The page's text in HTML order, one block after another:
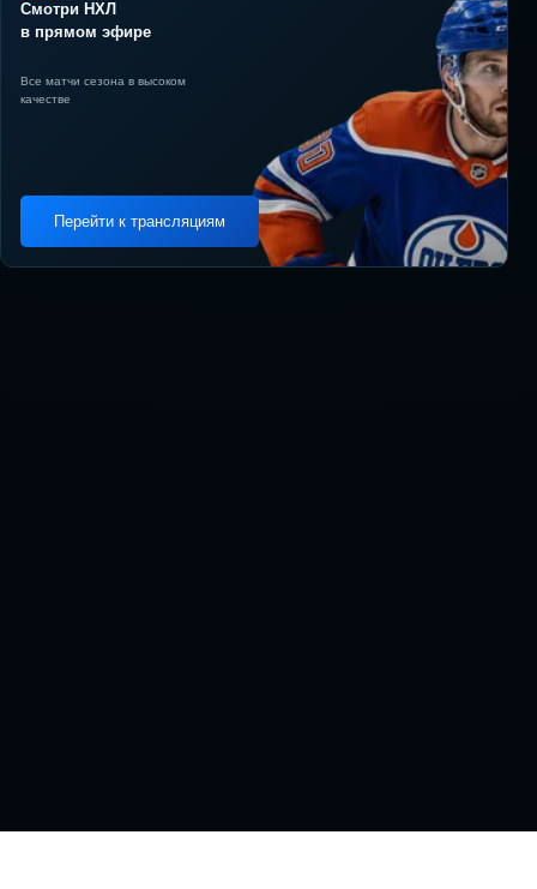
Смотри НХЛ
в прямом эфире
Все матчи сезона в высоком
качестве
Перейти к трансляциям